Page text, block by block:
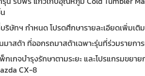
ริษัทฯ กำหนด โปรดศึกษารายละเอียดเพิ่มเติ
าสด้า ที่ออกรถมาสด้าเฉพาะรุ่นที่ร่วมรายกา
เกจบำรุงรักษาตามระยะ และโปรแกรมขยา
CX-8